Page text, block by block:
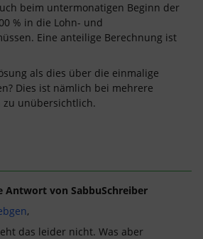
beim untermonatigen Beginn der
% in die Lohn- und
Eine anteilige Berechnung ist
als dies über die einmalige
Dies ist nämlich bei mehrere
zu unübersichtlich.
Antwort von SabbuSchreiber
,
das leider nicht. Was aber